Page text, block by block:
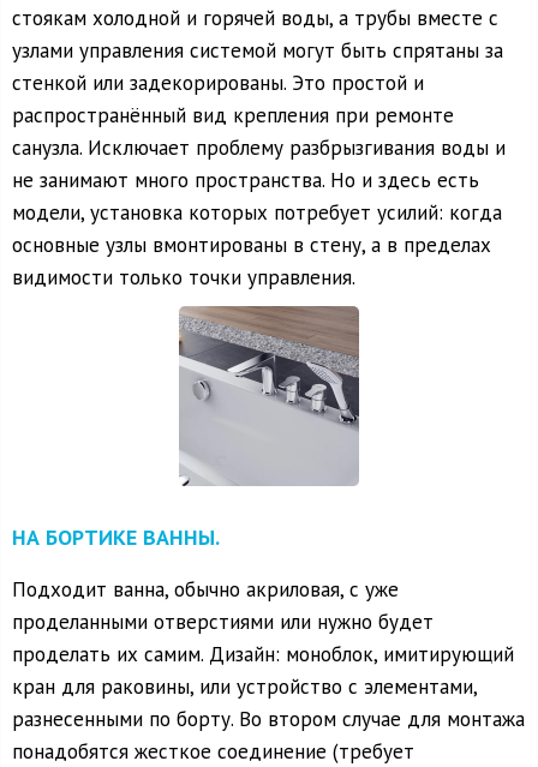
стоякам холодной и горячей воды, а трубы вместе с
узлами управления системой могут быть спрятаны за
стенкой или задекорированы. Это простой и
распространённый вид крепления при ремонте
санузла. Исключает проблему разбрызгивания воды и
не занимают много пространства. Но и здесь есть
модели, установка которых потребует усилий: когда
основные узлы вмонтированы в стену, а в пределах
видимости только точки управления.
НА БОРТИКЕ ВАННЫ.
Подходит ванна, обычно акриловая, с уже
проделанными отверстиями или нужно будет
проделать их самим. Дизайн: моноблок, имитирующий
кран для раковины, или устройство с элементами,
разнесенными по борту. Во втором случае для монтажа
понадобятся жесткое соединение (требует